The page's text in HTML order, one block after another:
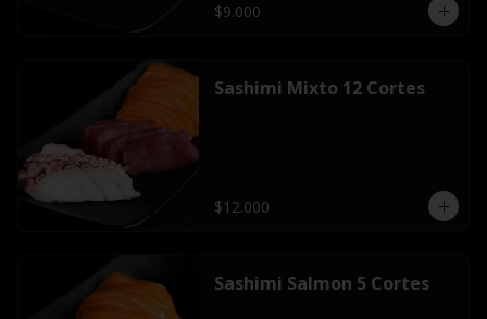
$9.000
Sashimi Mixto 12 Cortes
$12.000
Sashimi Salmon 5 Cortes